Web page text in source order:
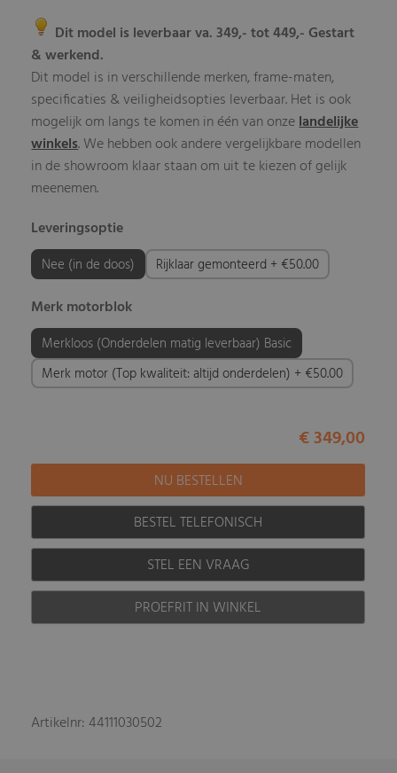
Dit model is leverbaar va. 349,- tot 449,- Gestart
& werkend.
Dit model is in verschillende merken, frame-maten,
specificaties & veiligheidsopties leverbaar. Het is ook
mogelijk om langs te komen in één van onzelandelijke
winkels. We hebben ook andere vergelijkbare modellen
in de showroom klaar staan om uit te kiezen of gelijk
meenemen.
Leveringsoptie
Nee (in de doos) Rijklaar gemonteerd + €50.00
Merk motorblok
Merkloos (Onderdelen matig leverbaar) Basic
Merk motor (Top kwaliteit: altijd onderdelen) + €50.00
€ 349,00
BESTEL TELEFONISCH
STEL EEN VRAAG
PROEFRIT IN WINKEL
Artikelnr: 44111030502